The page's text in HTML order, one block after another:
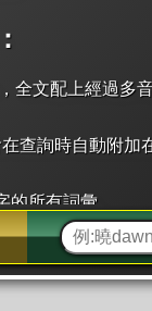
：
全文配上經過多
查詢時自動附加
所有詞彙。
」。也支援查詢
擊便可瞬間「連